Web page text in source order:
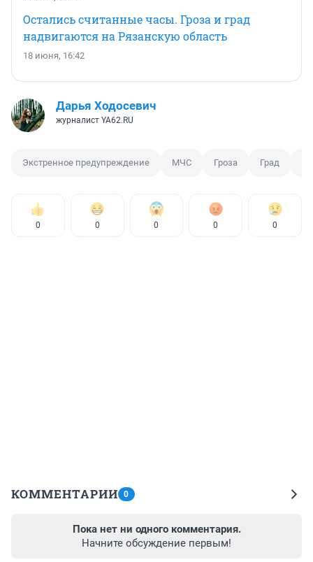
Остались считанные часы. Гроза и град
надвигаются на Рязанскую область
18 июня, 16:42
Дарья Ходосевич
журналист YA62.RU
Экстренное предупреждение МЧС Гроза Град
0 0 0 0 0
КОММЕНТАРИИ 0
Пока нет ни одного комментария.
Начните обсуждение первым!